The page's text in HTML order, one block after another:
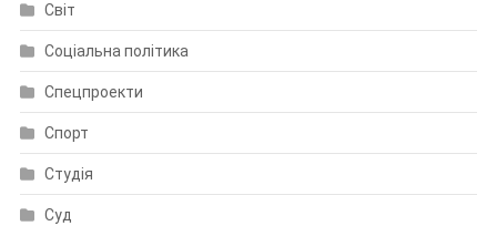
Світ
Соціальна політика
Спецпроекти
Спорт
Студія
Суд